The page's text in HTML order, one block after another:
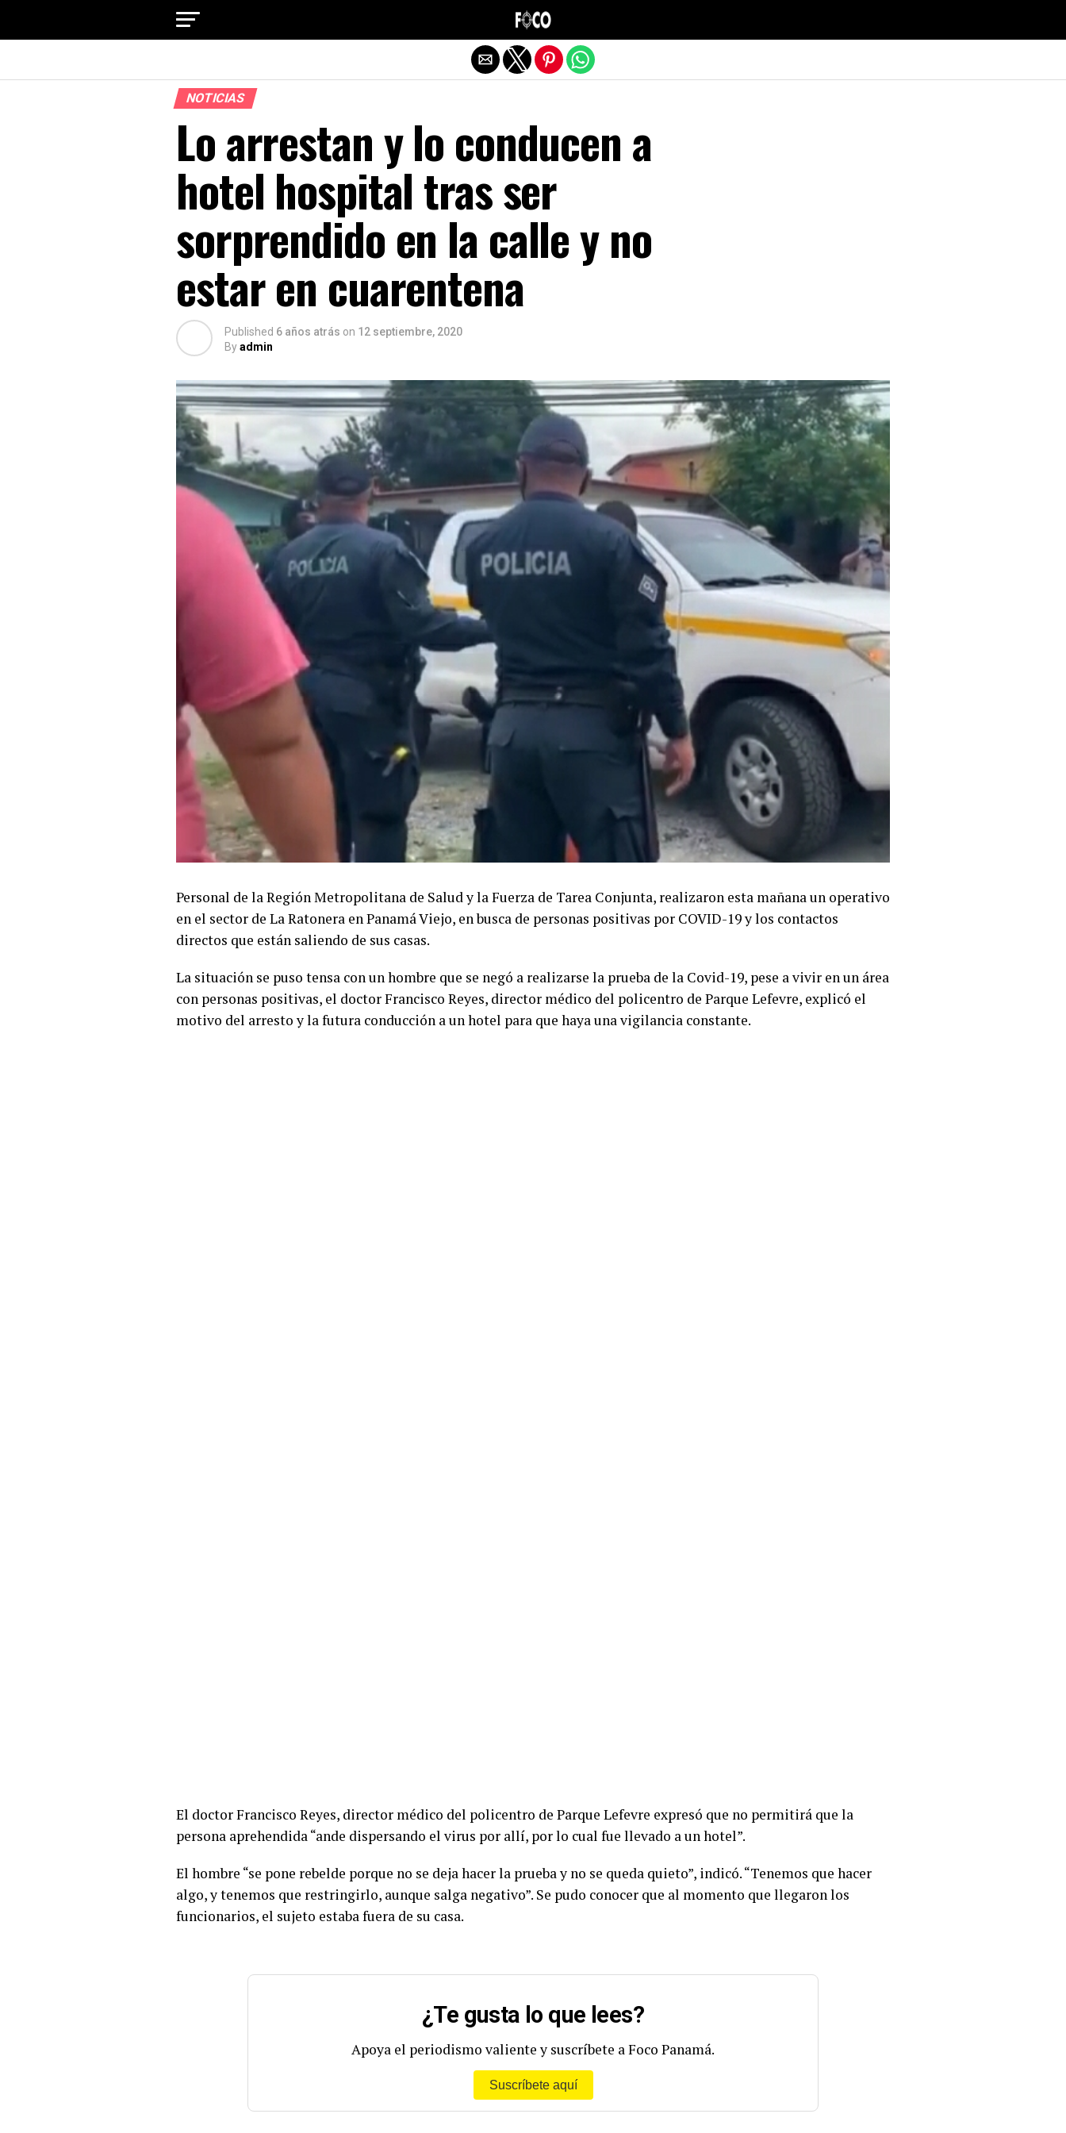
NOTICIAS
Lo arrestan y lo conducen a
hotel hospital tras ser
sorprendido en la calle y no
estar en cuarentena
Published 6 años atrás on 12 septiembre, 2020
Byadmin
Personal de la Región Metropolitana de Salud y la Fuerza de Tarea Conjunta, realizaron esta mañana un operativo
en el sector de La Ratonera en Panamá Viejo, en busca de personas positivas por COVID-19 y los contactos
directos que están saliendo de sus casas.
La situación se puso tensa con un hombre que se negó a realizarse la prueba de la Covid-19, pese a vivir en un área
con personas positivas, el doctor Francisco Reyes, director médico del policentro de Parque Lefevre, explicó el
motivo del arresto y la futura conducción a un hotel para que haya una vigilancia constante.
El doctor Francisco Reyes, director médico del policentro de Parque Lefevre expresó que no permitirá que la
persona aprehendida “ande dispersando el virus por allí, por lo cual fue llevado a un hotel”.
El hombre “se pone rebelde porque no se deja hacer la prueba y no se queda quieto”, indicó. “Tenemos que hacer
algo, y tenemos que restringirlo, aunque salga negativo”. Se pudo conocer que al momento que llegaron los
funcionarios, el sujeto estaba fuera de su casa.
¿Te gusta lo que lees?
Apoya el periodismo valiente y suscríbete a Foco Panamá.
Suscríbete aquí
Salir de la versión móvil